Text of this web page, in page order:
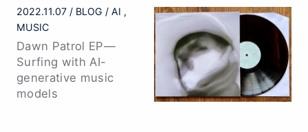
2022.11.07 BLOG
AI
MUSIC
Dawn Patrol EP—
Surfing with AI-
generative music
models